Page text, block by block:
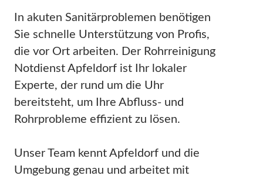
In akuten Sanitärproblemen benötigen
Sie schnelle Unterstützung von Profis,
die vor Ort arbeiten. Der Rohrreinigung
Notdienst Apfeldorf ist Ihr lokaler
Experte, der rund um die Uhr
bereitsteht, um Ihre Abfluss- und
Rohrprobleme effizient zu lösen.
Unser Team kennt Apfeldorf und die
Umgebung genau und arbeitet mit